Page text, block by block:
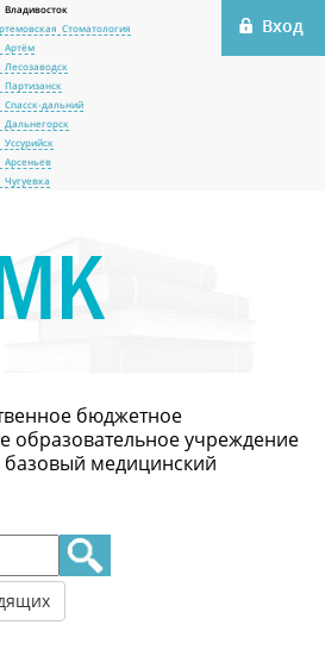
Владивосток
Стоматология
Артём
Лесозаводск
Партизанск
Спасск-дальний
Дальнегорск
Уссурийск
Арсеньев
Чугуевка
бюджетное
образовательное учреждение
базовый медицинский